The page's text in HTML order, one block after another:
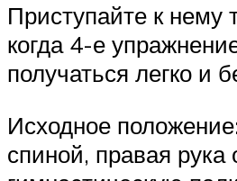
Приступайте к нему
когда 4-е
получаться легко и
Исходное
спиной, правая рука